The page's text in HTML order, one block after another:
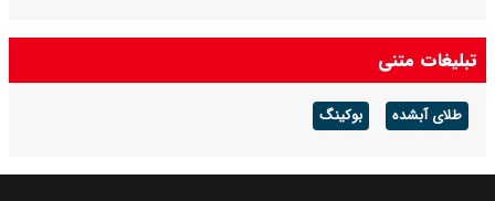
تبلیغات متنی
طلای آبشده بوکینگ